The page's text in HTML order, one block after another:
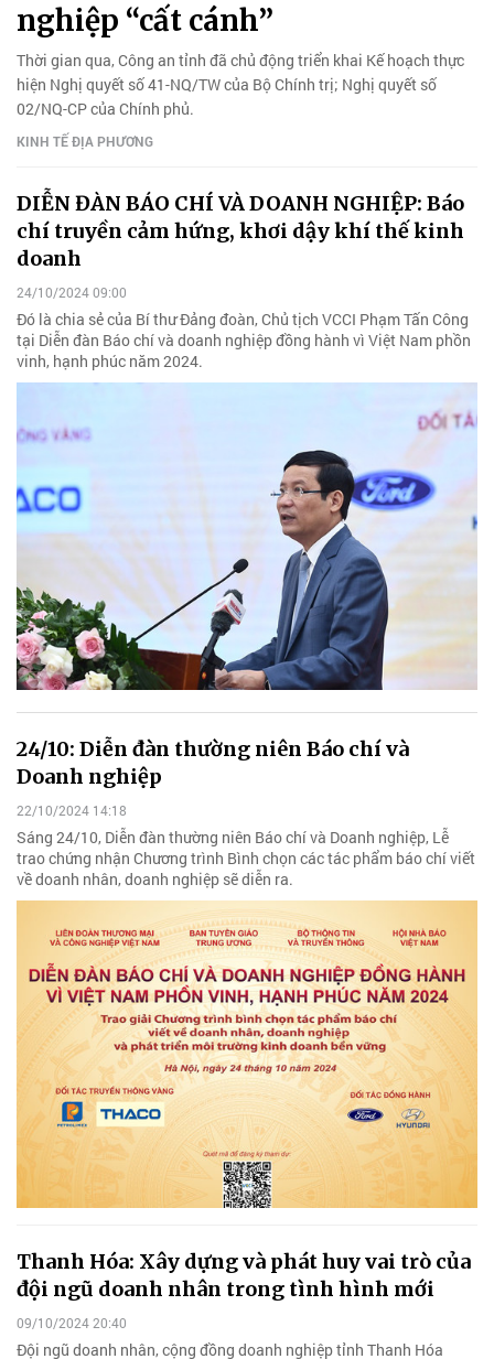
nghiệp “cất cánh”
Thời gian qua, Công an tỉnh đã chủ động triển khai Kế hoạch thực
hiện Nghị quyết số 41-NQ/TW của Bộ Chính trị; Nghị quyết số
02/NQ-CP của Chính phủ.
KINH TẾ ĐỊA PHƯƠNG
DIỄN ĐÀN BÁO CHÍ VÀ DOANH NGHIỆP: Báo
chí truyền cảm hứng, khơi dậy khí thế kinh
doanh
24/10/2024 09:00
Đó là chia sẻ của Bí thư Đảng đoàn, Chủ tịch VCCI Phạm Tấn Công
tại Diễn đàn Báo chí và doanh nghiệp đồng hành vì Việt Nam phồn
vinh, hạnh phúc năm 2024.
24/10: Diễn đàn thường niên Báo chí và
Doanh nghiệp
22/10/2024 14:18
Sáng 24/10, Diễn đàn thường niên Báo chí và Doanh nghiệp, Lễ
trao chứng nhận Chương trình Bình chọn các tác phẩm báo chí viết
về doanh nhân, doanh nghiệp sẽ diễn ra.
Thanh Hóa: Xây dựng và phát huy vai trò của
đội ngũ doanh nhân trong tình hình mới
09/10/2024 20:40
Đội ngũ doanh nhân, cộng đồng doanh nghiệp tỉnh Thanh Hóa